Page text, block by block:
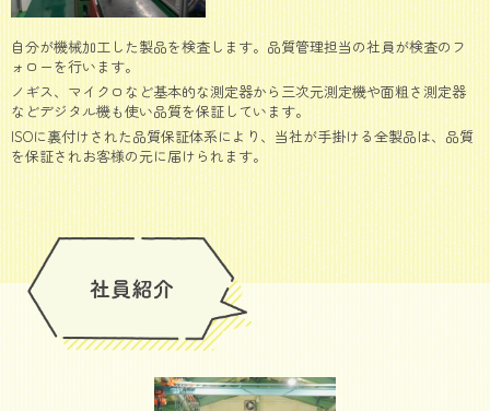
自分が機械加工した製品を検査します。品質管理担当の社員が検査のフ
ォローを行います。
ノギス、マイクロなど基本的な測定器から三次元測定機や面粗さ測定器
などデジタル機も使い品質を保証しています。
ISOに裏付けされた品質保証体系により、当社が手掛ける全製品は、品質
を保証されお客様の元に届けられます。